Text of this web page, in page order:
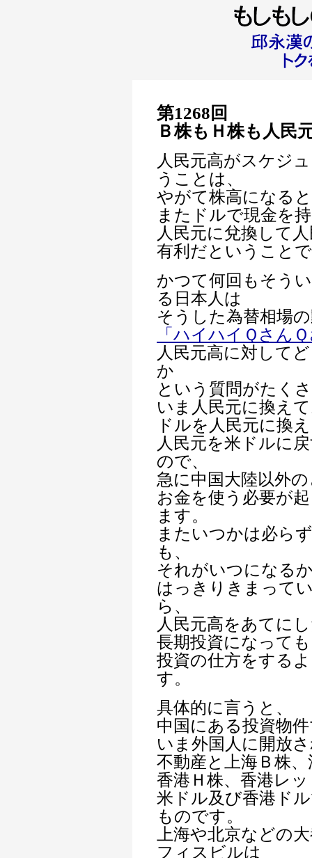
第1268回
Ｂ株もＨ株も人民
人民元高がスケジ
うことは、
やがて株高になる
またドルで現金を
人民元に兌換して
有利だということ
かつて何回もそう
る日本人は
そうした為替相場
「ハイハイＱさん
人民元高に対して
か
という質問がたく
いま人民元に換え
ドルを人民元に換
人民元を米ドルに
ので、
急に中国大陸以外
お金を使う必要が
ます。
またいつかは必ら
も、
それがいつになる
はっきりきまって
ら、
人民元高をあてに
長期投資になって
投資の仕方をする
す。
具体的に言うと、
中国にある投資物
いま外国人に開放
不動産と上海Ｂ株、
香港Ｈ株、香港レ
米ドル及び香港ド
ものです。
上海や北京などの
フィスビルは